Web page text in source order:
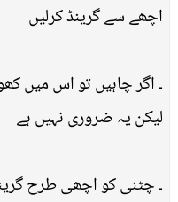
اچھے سے گرینڈ کرلیں
۔ اگر چاہیں تو اس میں
لیکن یہ ضروری نہیں ہے
۔ چٹنی کو اچھی طرح